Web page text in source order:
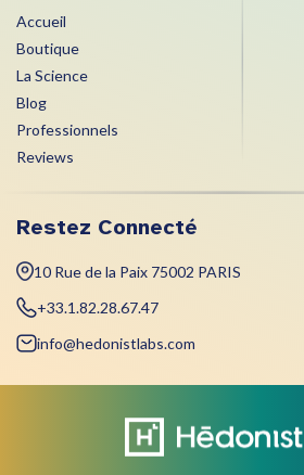
Accueil
Boutique
La Science
Blog
Professionnels
Reviews
Restez Connecté
10 Rue de la Paix 75002 PARIS
+33.1.82.28.67.47
info@hedonistlabs.com